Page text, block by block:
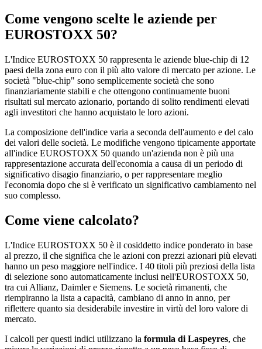
Come vengono scelte le aziende per
EUROSTOXX 50?
L'Indice EUROSTOXX 50 rappresenta le aziende blue-chip di 12
paesi della zona euro con il più alto valore di mercato per azione. Le
società "blue-chip" sono semplicemente società che sono
finanziariamente stabili e che ottengono continuamente buoni
risultati sul mercato azionario, portando di solito rendimenti elevati
agli investitori che hanno acquistato le loro azioni.
La composizione dell'indice varia a seconda dell'aumento e del calo
dei valori delle società. Le modifiche vengono tipicamente apportate
all'indice EUROSTOXX 50 quando un'azienda non è più una
rappresentazione accurata dell'economia a causa di un periodo di
significativo disagio finanziario, o per rappresentare meglio
l'economia dopo che si è verificato un significativo cambiamento nel
suo complesso.
Come viene calcolato?
L'Indice EUROSTOXX 50 è il cosiddetto indice ponderato in base
al prezzo, il che significa che le azioni con prezzi azionari più elevati
hanno un peso maggiore nell'indice. I 40 titoli più preziosi della lista
di selezione sono automaticamente inclusi nell'EUROSTOXX 50,
tra cui Allianz, Daimler e Siemens. Le società rimanenti, che
riempiranno la lista a capacità, cambiano di anno in anno, per
riflettere quanto sia desiderabile investire in virtù del loro valore di
mercato.
I calcoli per questi indici utilizzano la formula di Laspeyres, che